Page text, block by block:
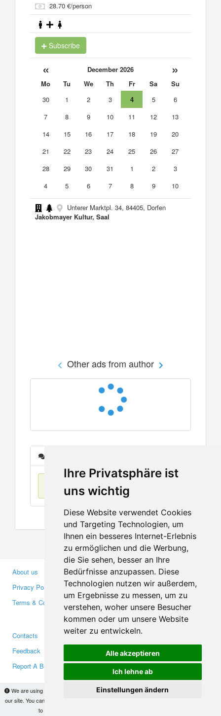
Ihre Privatsphäre ist
uns wichtig
Diese Website verwendet Cookies
und Targeting Technologien, um
Ihnen ein besseres Internet-Erlebnis
zu ermöglichen und die Werbung,
die Sie sehen, besser an Ihre
Bedürfnisse anzupassen. Diese
Technologien nutzen wir außerdem,
um Ergebnisse zu messen, um zu
verstehen, woher unsere Besucher
kommen oder um unsere Website
weiter zu entwickeln.
Alle akzeptieren
Ich lehne ab
Einstellungen ändern
We are using cookies to provide statistics that help us give you the best experience of
our site. You can find out more
to use the site without changes, you are agreeing to it.
28.70 €/person
Subscribe
« December 2026 »
Mo Tu We Th Fr Sa
Su
30
1 2 3 4 5
6
7
8 9 10 11 12
13
14
15 16 17 18 19
20
21
22 23 24 25 26
27
28
29 30 31 1 2
3
4
5 6 7 8 9 10
Unterer Marktpl. 34, 84405, Dorfen
Jakobmayer Kultur, Saal
Other ads from author
No items found
About us
Privacy Policy
Terms & Conditions
Business Partners
Investors
Media
Contacts
Feedback
Report A Bug
Facebook
Twitter
YouTube
Google+